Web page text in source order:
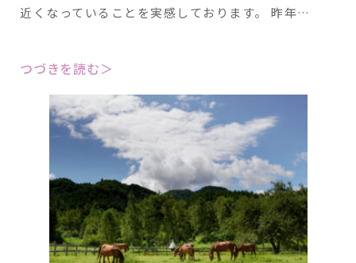
近くなっていることを実感しております。 昨年…
つづきを読む＞